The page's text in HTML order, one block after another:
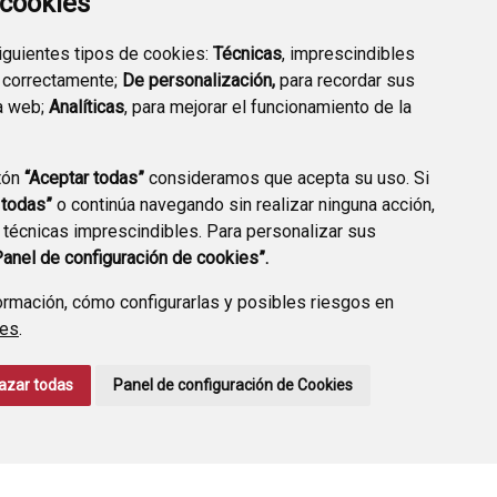
tipos de cookies: Técnicas, imprescindibles
De personalización, para recordar sus
web; Analíticas, para mejorar el funcionamiento de la
“Aceptar todas” consideramos que acepta su uso. Si
o continúa navegando sin realizar ninguna acción,
imprescindibles. Para personalizar sus
de configuración de cookies”.
cómo configurarlas y posibles riesgos en
.
todas Panel de configuración de Cookies
TRANSPARENCIA
ENLACES A TRÁMITES
HABITUALES